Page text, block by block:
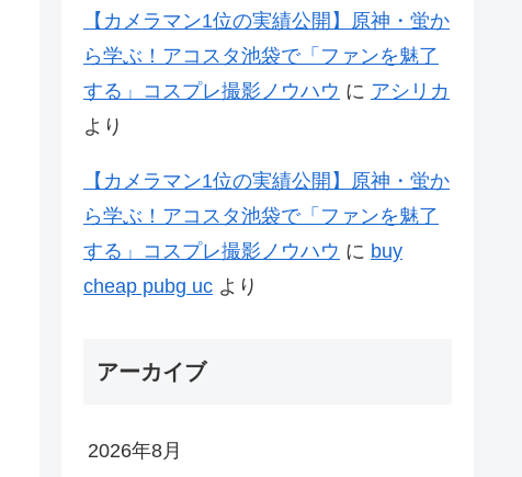
【カメラマン1位の実績公開】原神・蛍か
ら学ぶ！アコスタ池袋で「ファンを魅了
する」コスプレ撮影ノウハウ に アシリカ
より
【カメラマン1位の実績公開】原神・蛍か
ら学ぶ！アコスタ池袋で「ファンを魅了
する」コスプレ撮影ノウハウ に buy
cheap pubg uc より
アーカイブ
2026年8月